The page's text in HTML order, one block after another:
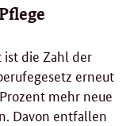
ist die Zahl der
erneut
mehr neue
Davon entfallen